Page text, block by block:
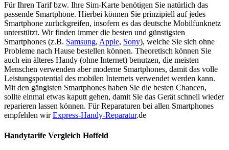
Für Ihren Tarif bzw. Ihre Sim-Karte benötigen Sie natürlich das
passende Smartphone. Hierbei können Sie prinzipiell auf jedes
Smartphone zurückgreifen, insofern es das deutsche Mobilfunknetz
unterstützt. Wir finden immer die besten und günstigsten
Smartphones (z.B. Samsung, Apple, Sony), welche Sie sich ohne
Probleme nach Hause bestellen können. Theoretisch können Sie
auch ein älteres Handy (ohne Internet) benutzen, die meisten
Menschen verwenden aber moderne Smartphones, damit das volle
Leistungspotential des mobilen Internets verwendet werden kann.
Mit den gängisten Smartphones haben Sie die besten Chancen,
sollte einmal etwas kaputt gehen, damit Sie das Gerät schnell wieder
reparieren lassen können. Für Reparaturen bei allen Smartphones
empfehlen wirExpress-Handy-Reparatur.de
Handytarife Vergleich Hoffeld